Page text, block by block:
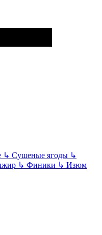
↳ Сушеные ягоды ↳
↳ Финики ↳ Изюм